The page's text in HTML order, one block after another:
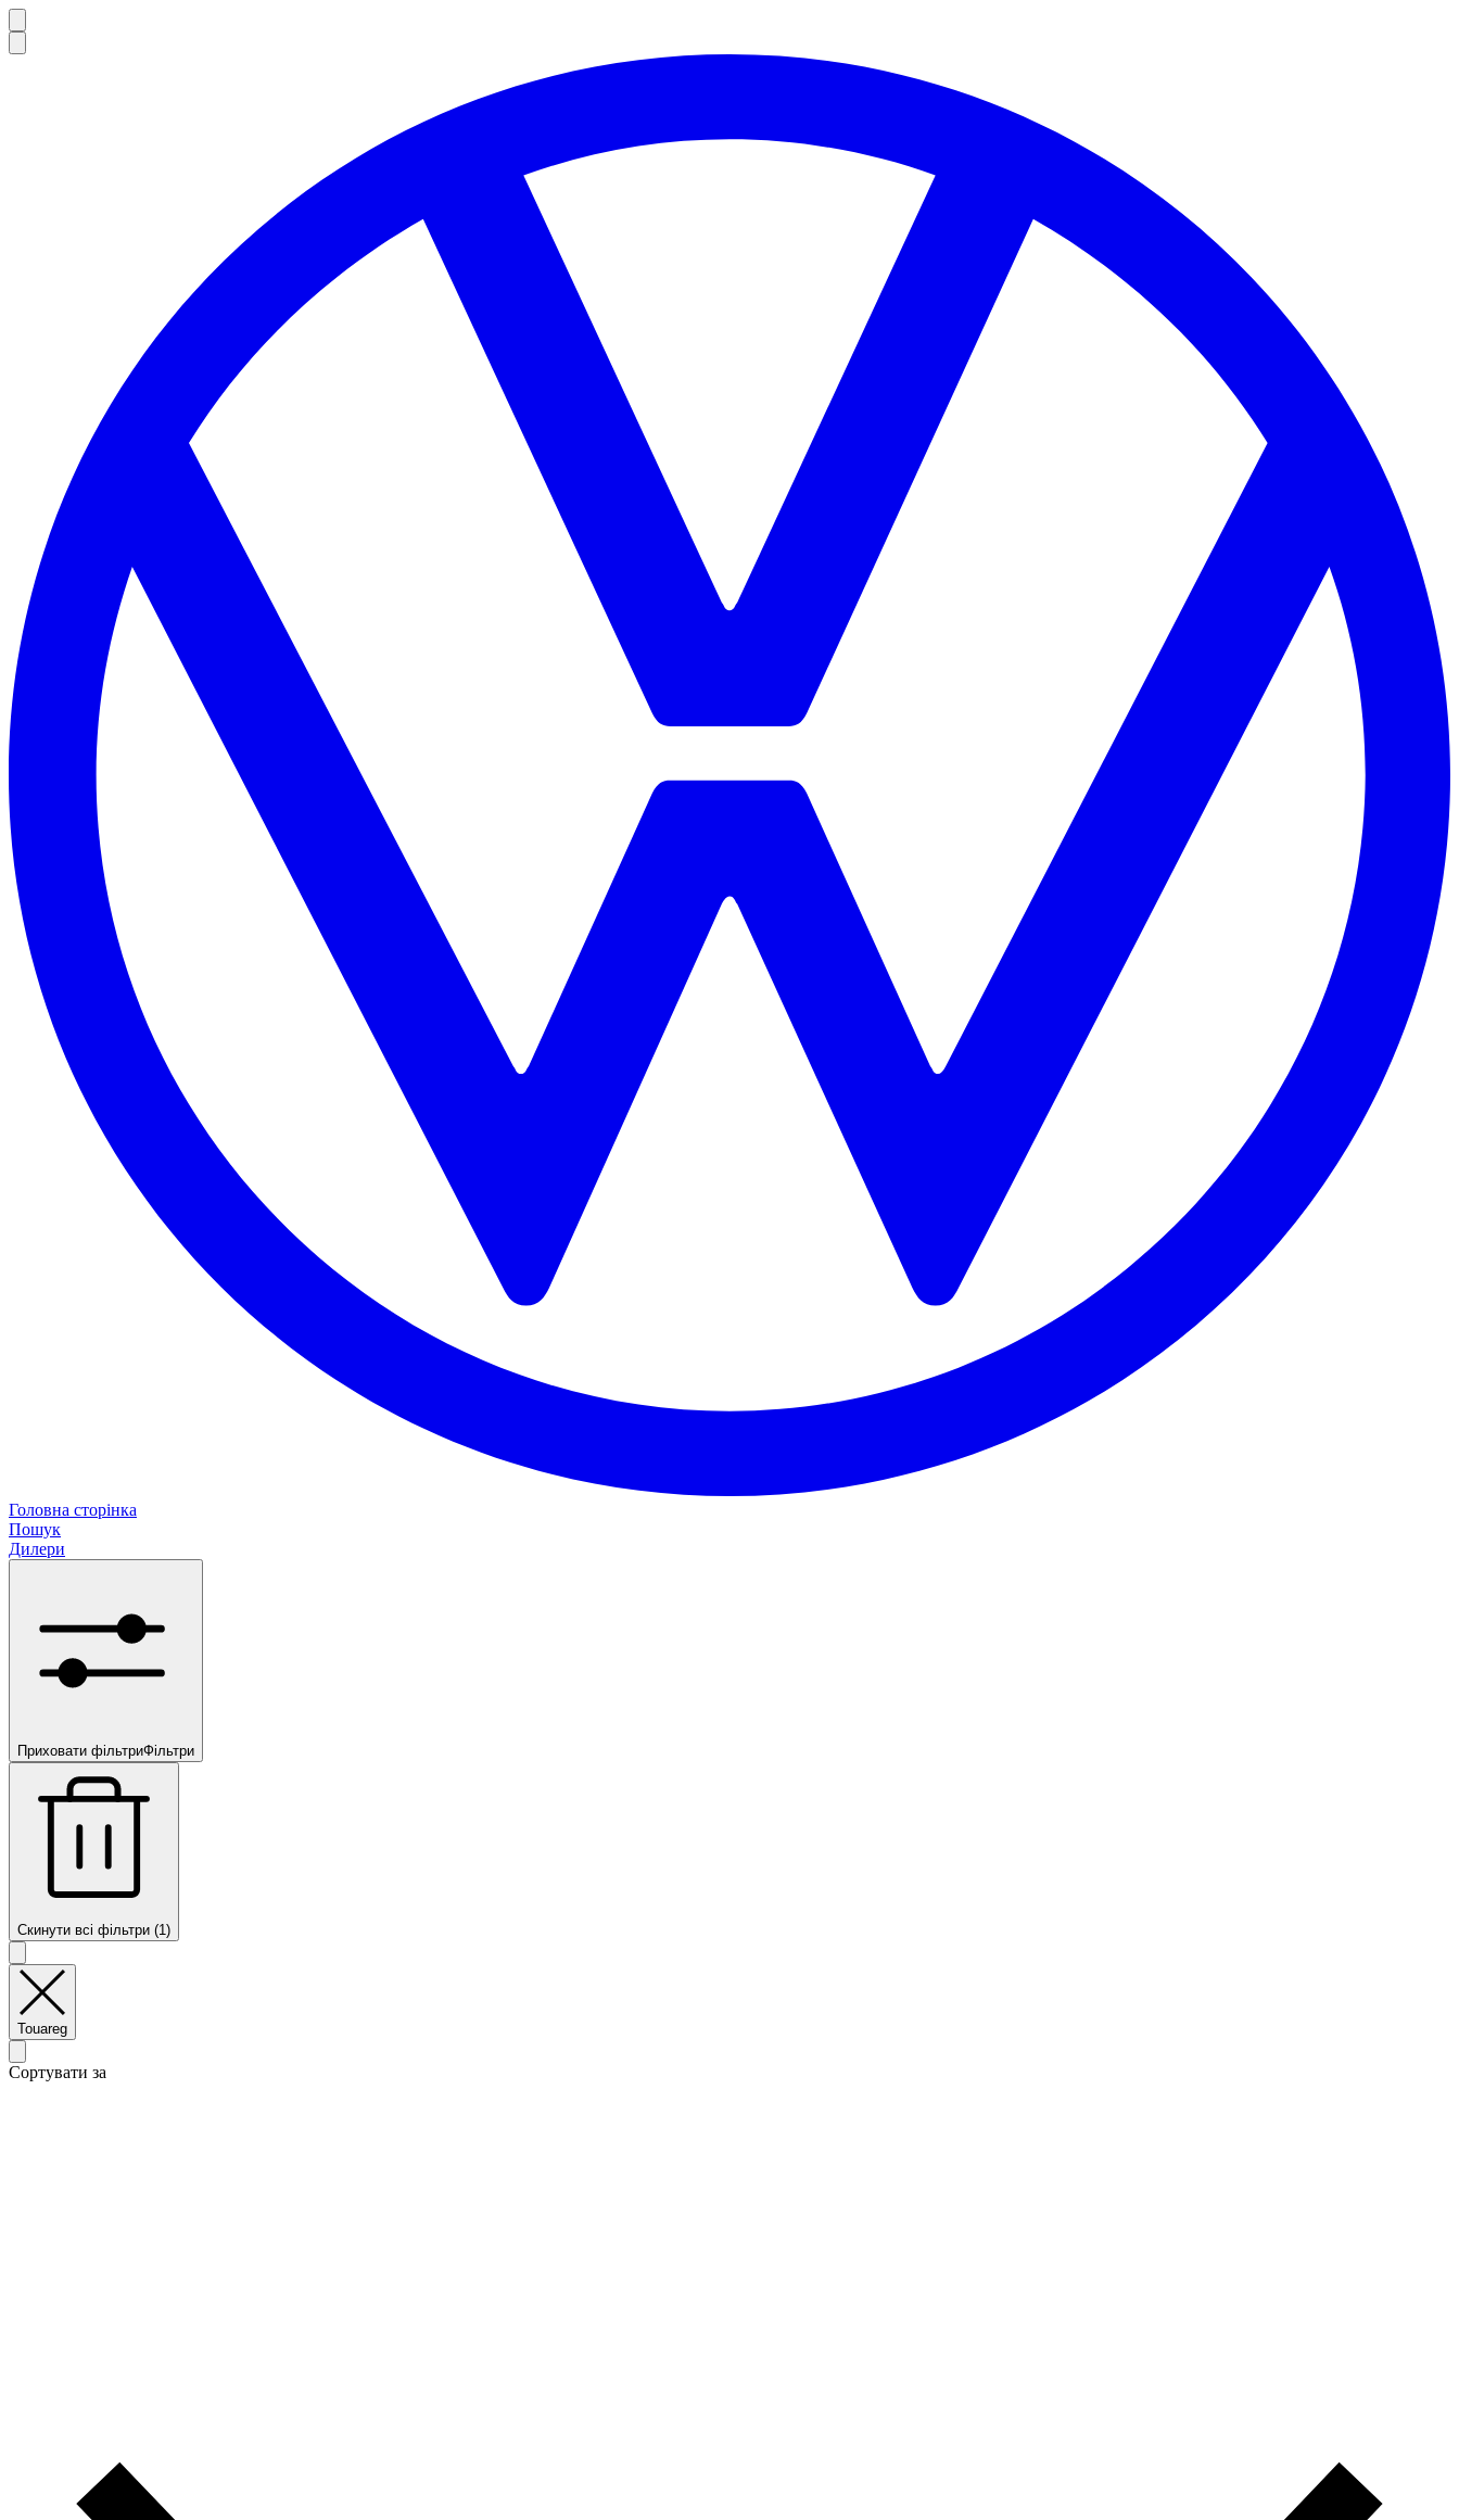
Головна сторінка
Пошук
Дилери
Приховати фільтриФільтри
Скинути всі фільтри (1)
Touareg
Сортувати за